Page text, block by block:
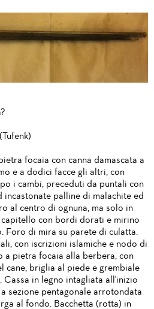
focaia con canna damascata a
e a dodici facce gli altri, con
i cambi, preceduti da puntali con
palline di malachite ed
al centro di ognuna, ma solo in
capitello con bordi dorati e mirino
di mira su parete di culatta.
con iscrizioni islamiche e nodo di
a pietra focaia alla berbera, con
cane, briglia al piede e grembiale
in legno intagliata all'inizio
sezione pentagonale arrotondata
al fondo. Bacchetta (rotta) in